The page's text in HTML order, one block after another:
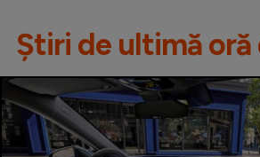
Știri de ultimă